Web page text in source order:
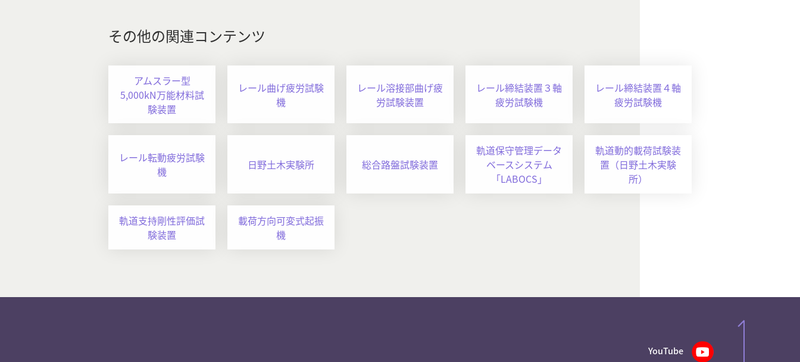
その他の関連コンテンツ
アムスラー型
5,000kN万能材料試
験装置
レール曲げ疲労試験
機
レール溶接部曲げ疲
労試験装置
レール締結装置３軸
疲労試験機
レール締結装置４軸
疲労試験機
レール転動疲労試験
機
日野土木実験所 総合路盤試験装置
軌道保守管理データ
ベースシステム
「LABOCS」
軌道動的載荷試験装
置（日野土木実験
所）
軌道支持剛性評価試
験装置
載荷方向可変式起振
機
YouTube